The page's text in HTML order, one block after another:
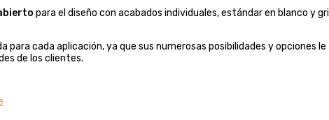
para el diseño con acabados individuales, estándar en blanco y
para cada aplicación, ya que sus numerosas posibilidades y opciones le
de los clientes.